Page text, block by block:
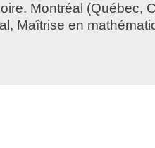
Montréal (Québec,
Maîtrise en